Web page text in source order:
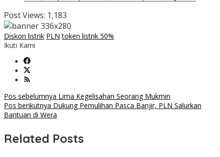
Post Views: 1,183
Diskon listrik PLN token listrik 50%
Ikuti Kami
Navigasi
pos
Pos sebelumnya Lima Kegelisahan Seorang Mukmin
Pos berikutnya Dukung Pemulihan Pasca Banjir, PLN Salurkan
Bantuan di Wera
Related Posts